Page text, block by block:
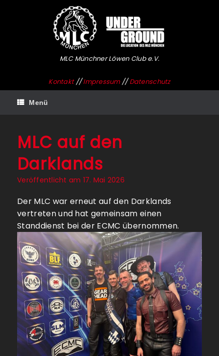
MLC Münchner Löwen Club e.V.
Kontakt//Impressum//Datenschutz
Menü
MLC auf den
Darklands
Veröffentlicht am 17. Mai 2026
Der MLC war erneut auf den Darklands
vertreten und hat gemeinsam einen
Standdienst bei der ECMC übernommen.